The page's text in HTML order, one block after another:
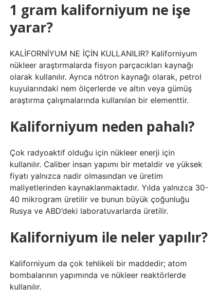
1 gram kaliforniyum ne işe
yarar?
KALİFORNİYUM NE İÇİN KULLANILIR? Kaliforniyum
nükleer araştırmalarda fisyon parçacıkları kaynağı
olarak kullanılır. Ayrıca nötron kaynağı olarak, petrol
kuyularındaki nem ölçerlerde ve altın veya gümüş
araştırma çalışmalarında kullanılan bir elementtir.
Kaliforniyum neden pahalı?
Çok radyoaktif olduğu için nükleer enerji için
kullanılır. Caliber insan yapımı bir metaldir ve yüksek
fiyatı yalnızca nadir olmasından ve üretim
maliyetlerinden kaynaklanmaktadır. Yılda yalnızca 30-
40 mikrogram üretilir ve bunun büyük çoğunluğu
Rusya ve ABD’deki laboratuvarlarda üretilir.
Kaliforniyum ile neler yapılır?
Kaliforniyum da çok tehlikeli bir maddedir; atom
bombalarının yapımında ve nükleer reaktörlerde
kullanılır.